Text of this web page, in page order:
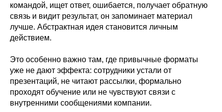
командой, ищет ответ, ошибается, получает обратную
связь и видит результат, он запоминает материал
лучше. Абстрактная идея становится личным
действием.
Это особенно важно там, где привычные форматы
уже не дают эффекта: сотрудники устали от
презентаций, не читают рассылки, формально
проходят обучение или не чувствуют связи с
внутренними сообщениями компании.